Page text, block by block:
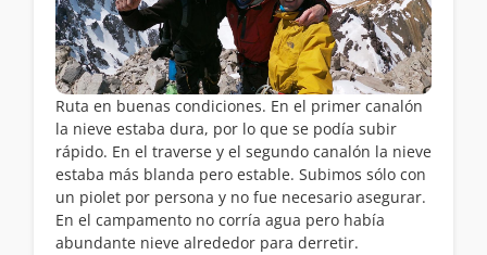
Ruta en buenas condiciones. En el primer canalón
la nieve estaba dura, por lo que se podía subir
rápido. En el traverse y el segundo canalón la nieve
estaba más blanda pero estable. Subimos sólo con
un piolet por persona y no fue necesario asegurar.
En el campamento no corría agua pero había
abundante nieve alrededor para derretir.